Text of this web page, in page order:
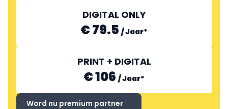
DIGITAL ONLY
€ 79.5 /Jaar*
PRINT + DIGITAL
€ 106 /Jaar*
Word nu premium partner